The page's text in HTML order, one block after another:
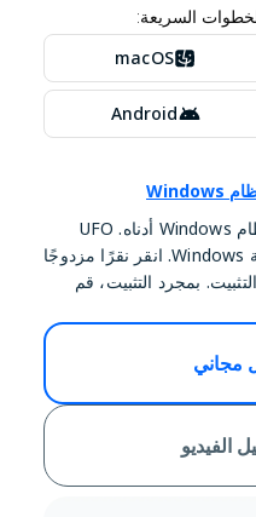
السريعة:
macOS
Android
قم بتحميل مثبت VPN المجاني لنظام Windows أدناه. UFO
VPN خفيف وآمن على جميع أنظمة Windows. انقر نقرًا مزدوجًا
بمجرد التثبيت، قم
مجاني
الفيديو